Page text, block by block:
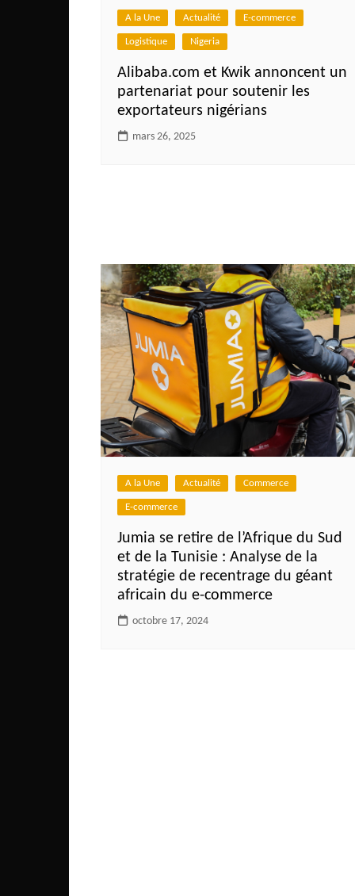
Mauritanie
Mozambique
Tchad
Togo
Tunisie
République
Congo
São Tomé et Príncipe
Seychelles
Sierra Leone
Soudan
A la Une Actualité E-commerce
Logistique Nigeria
Alibaba.com et Kwik annoncent un
partenariat pour soutenir les
exportateurs nigérians
mars 26, 2025
A la Une Actualité Commerce
E-commerce
Jumia se retire de l’Afrique du Sud
et de la Tunisie : Analyse de la
stratégie de recentrage du géant
africain du e-commerce
octobre 17, 2024